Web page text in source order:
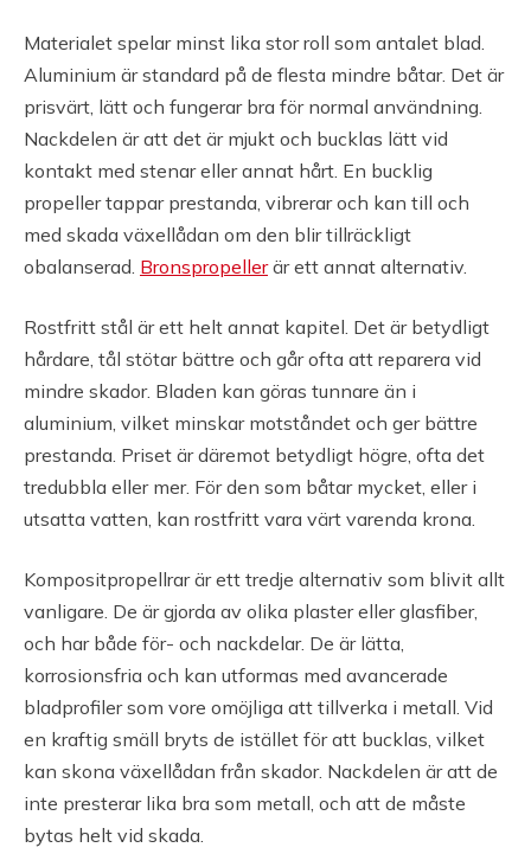
Materialet spelar minst lika stor roll som antalet blad.
Aluminium är standard på de flesta mindre båtar. Det är
prisvärt, lätt och fungerar bra för normal användning.
Nackdelen är att det är mjukt och bucklas lätt vid
kontakt med stenar eller annat hårt. En bucklig
propeller tappar prestanda, vibrerar och kan till och
med skada växellådan om den blir tillräckligt
obalanserad. Bronspropellerär ett annat alternativ.
Rostfritt stål är ett helt annat kapitel. Det är betydligt
hårdare, tål stötar bättre och går ofta att reparera vid
mindre skador. Bladen kan göras tunnare än i
aluminium, vilket minskar motståndet och ger bättre
prestanda. Priset är däremot betydligt högre, ofta det
tredubbla eller mer. För den som båtar mycket, eller i
utsatta vatten, kan rostfritt vara värt varenda krona.
Kompositpropellrar är ett tredje alternativ som blivit allt
vanligare. De är gjorda av olika plaster eller glasfiber,
och har både för- och nackdelar. De är lätta,
korrosionsfria och kan utformas med avancerade
bladprofiler som vore omöjliga att tillverka i metall. Vid
en kraftig smäll bryts de istället för att bucklas, vilket
kan skona växellådan från skador. Nackdelen är att de
inte presterar lika bra som metall, och att de måste
bytas helt vid skada.